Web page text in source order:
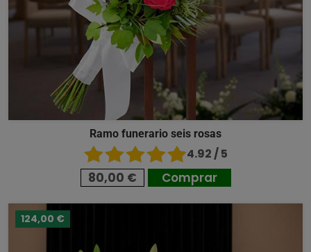
Ramo funerario seis rosas
4.92 / 5
80,00 € Comprar
124,00 €